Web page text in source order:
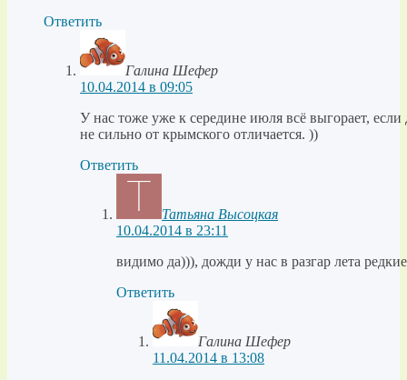
Ответить
Галина Шефер
10.04.2014 в 09:05
У нас тоже уже к середине июля всё выгорает,
не сильно от крымского отличается. ))
Ответить
Татьяна Высоцкая
10.04.2014 в 23:11
видимо да))), дожди у нас в разгар лета
Ответить
Галина Шефер
11.04.2014 в 13:08